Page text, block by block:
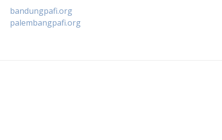
bandungpafi.org
palembangpafi.org